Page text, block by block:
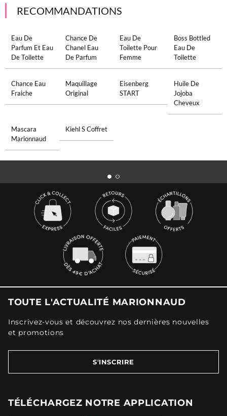
RECOMMANDATIONS
Eau De
Parfum Et Eau
De Toilette
Chance De
Chanel Eau
De Parfum
Eau De
Toilette Pour
Femme
Boss Bottled
Eau De
Toilette
Chance Eau
Fraiche
Maquillage
Original
Eisenberg
START
Huile De
Jojoba
Cheveux
Mascara
Marionnaud
Kiehl S Coffret
TOUTE L'ACTUALITÉ MARIONNAUD
Inscrivez-vous et découvrez nos dernières nouvelles
et promotions
S'INSCRIRE
TÉLÉCHARGEZ NOTRE APPLICATION